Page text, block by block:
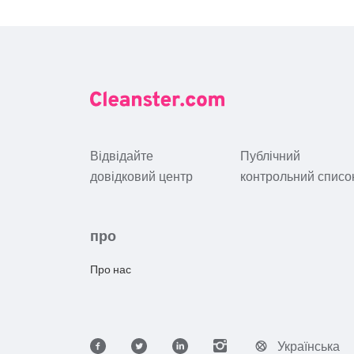
Відвідайте
довідковий центр
Публічний
контрольний
про
Про нас
Українська